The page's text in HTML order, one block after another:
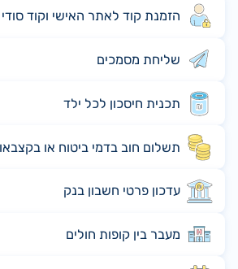
הזמנת קוד לאתר האישי וקוד סודי
שליחת מסמכים
תכנית חיסכון לכל ילד
תשלום חוב בדמי ביטוח או בקצבאות
עדכון פרטי חשבון בנק
מעבר בין קופות חולים